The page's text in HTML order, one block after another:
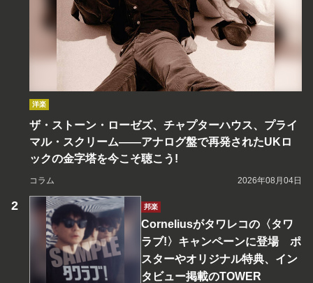
洋楽
ザ・ストーン・ローゼズ、チャプターハウス、プライ
マル・スクリーム――アナログ盤で再発されたUKロ
ックの金字塔を今こそ聴こう!
コラム 2026年08月04日
邦楽
Corneliusがタワレコの〈タワ
ラブ!〉キャンペーンに登場 ポ
スターやオリジナル特典、イン
タビュー掲載のTOWER